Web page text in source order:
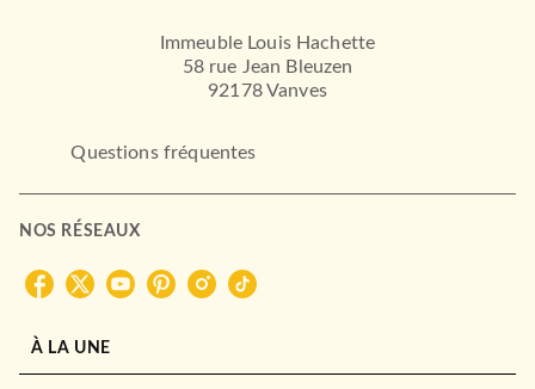
Immeuble Louis Hachette
58 rue Jean Bleuzen
92178 Vanves
Questions fréquentes
NOS RÉSEAUX
À LA UNE